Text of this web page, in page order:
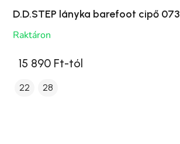
D.D.STEP lányka barefoot cipő
Raktáron
15 890 Ft-tól
22 28